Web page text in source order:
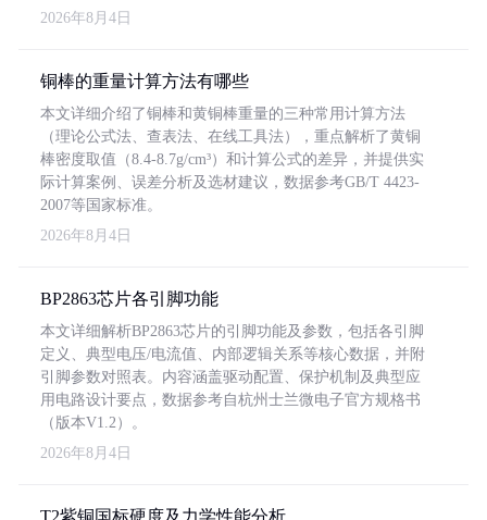
2026年8月4日
铜棒的重量计算方法有哪些
本文详细介绍了铜棒和黄铜棒重量的三种常用计算方法
（理论公式法、查表法、在线工具法），重点解析了黄铜
棒密度取值（8.4-8.7g/cm³）和计算公式的差异，并提供实
际计算案例、误差分析及选材建议，数据参考GB/T 4423-
2007等国家标准。
2026年8月4日
BP2863芯片各引脚功能
本文详细解析BP2863芯片的引脚功能及参数，包括各引脚
定义、典型电压/电流值、内部逻辑关系等核心数据，并附
引脚参数对照表。内容涵盖驱动配置、保护机制及典型应
用电路设计要点，数据参考自杭州士兰微电子官方规格书
（版本V1.2）。
2026年8月4日
T2紫铜国标硬度及力学性能分析